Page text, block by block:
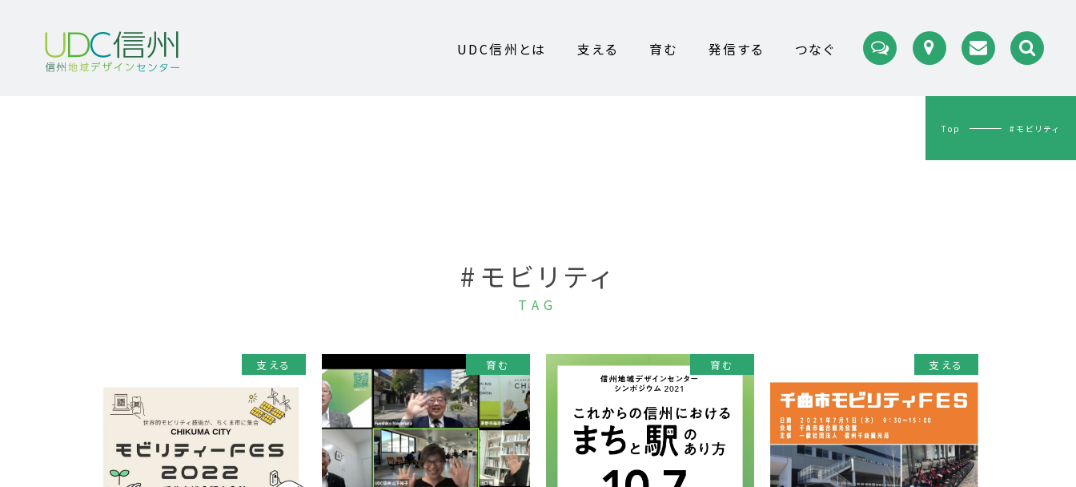
UDC信州とは 支える 育む 発信する つなぐ
Top #モビリティ
#モビリティ
TAG
支える 育む 育む 支える